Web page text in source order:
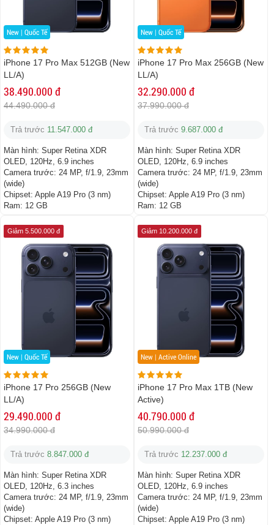
New | Quốc Tế
iPhone 17 Pro Max 512GB (New
LL/A)
38.490.000 đ
44.490.000 đ
Trả trước 11.547.000 đ
Màn hình: Super Retina XDR
OLED, 120Hz, 6.9 inches
Camera trước: 24 MP, f/1.9, 23mm
(wide)
Chipset: Apple A19 Pro (3 nm)
Ram: 12 GB
New | Quốc Tế
iPhone 17 Pro Max 256GB (New
LL/A)
32.290.000 đ
37.990.000 đ
Trả trước 9.687.000 đ
Màn hình: Super Retina XDR
OLED, 120Hz, 6.9 inches
Camera trước: 24 MP, f/1.9, 23mm
(wide)
Chipset: Apple A19 Pro (3 nm)
Ram: 12 GB
New | Quốc Tế
Giảm 5.500.000 đ
iPhone 17 Pro 256GB (New
LL/A)
29.490.000 đ
34.990.000 đ
Trả trước 8.847.000 đ
Màn hình: Super Retina XDR
OLED, 120Hz, 6.3 inches
Camera trước: 24 MP, f/1.9, 23mm
(wide)
Chipset: Apple A19 Pro (3 nm)
New | Active Online
Giảm 10.200.000 đ
iPhone 17 Pro Max 1TB (New
Active)
40.790.000 đ
50.990.000 đ
Trả trước 12.237.000 đ
Màn hình: Super Retina XDR
OLED, 120Hz, 6.9 inches
Camera trước: 24 MP, f/1.9, 23mm
(wide)
Chipset: Apple A19 Pro (3 nm)